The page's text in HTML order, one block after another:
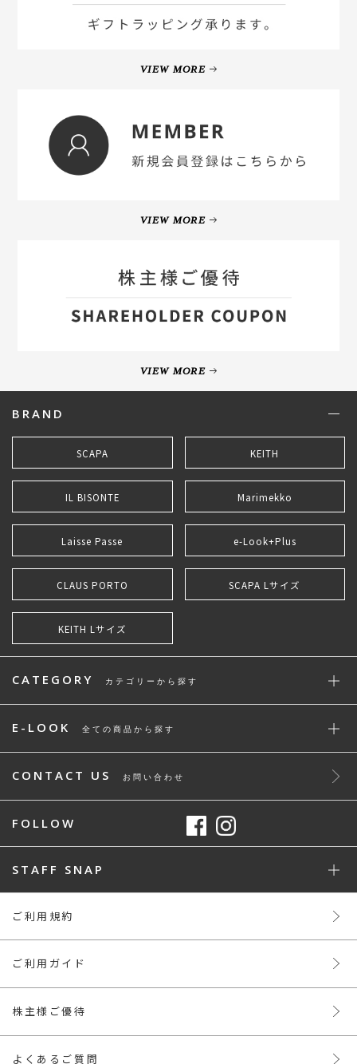
VIEW MORE
VIEW MORE
VIEW MORE
BRAND
SCAPA KEITH
IL BISONTE Marimekko
Laisse Passe e-Look+Plus
CLAUS PORTO SCAPA Lサイズ
KEITH Lサイズ
CATEGORY カテゴリーから探す
E-LOOK 全ての商品から探す
CONTACT US お問い合わせ
FOLLOW
STAFF SNAP
ご利用規約
ご利用ガイド
株主様ご優待
よくあるご質問